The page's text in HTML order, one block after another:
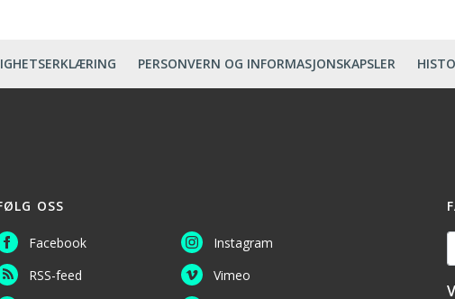
PERSONVERN OG INFORMASJONSKAPSLER
OSS
Facebook
RSS-feed
Instagram
Vimeo